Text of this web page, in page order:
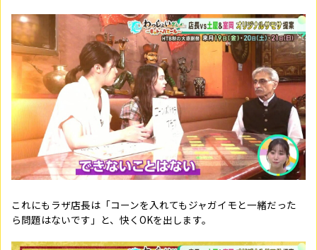
これにもラザ店長は「コーンを入れてもジャガイモと一緒だった
ら問題はないです」と、快くOKを出します。